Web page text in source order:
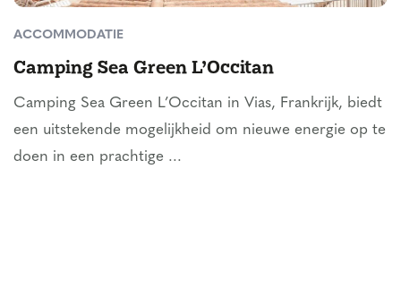
ACCOMMODATIE
Camping Sea Green L’Occitan
Camping Sea Green L’Occitan in Vias, Frankrijk, biedt
een uitstekende mogelijkheid om nieuwe energie op te
doen in een prachtige ...